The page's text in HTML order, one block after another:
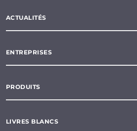
ACTUALITÉS
ENTREPRISES
PRODUITS
LIVRES BLANCS